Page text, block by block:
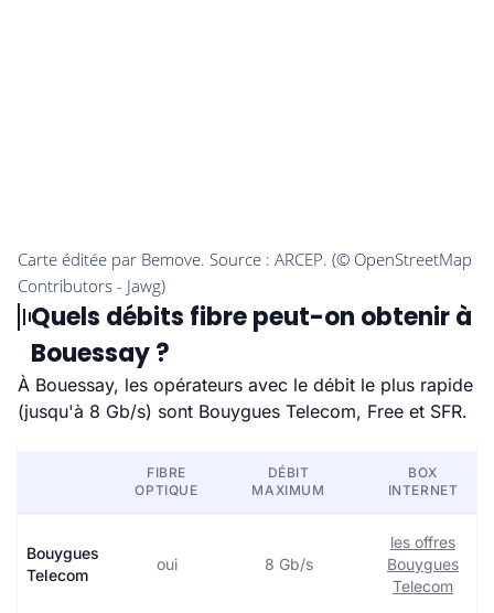
Quels débits fibre peut-on obtenir à
Bouessay ?
À Bouessay, les opérateurs avec le débit le plus rapide
(jusqu'à 8 Gb/s) sont Bouygues Telecom, Free et SFR.
FIBRE
OPTIQUE
DÉBIT
MAXIMUM
BOX
INTERNET
Bouygues
Telecom
oui 8 Gb/s
les offres
Bouygues
Telecom